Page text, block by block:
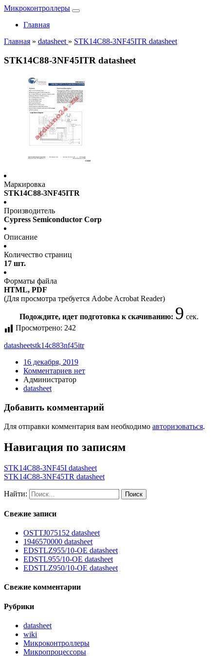
Микроконтроллеры
Главная
Главная » datasheet » STK14C88-3NF45ITR datasheet
STK14C88-3NF45ITR datasheet
Маркировка
STK14C88-3NF45ITR
Производитель
Cypress Semiconductor Corp
Описание
Количество страниц
17 шт.
Форматы файла
HTML, PDF
(Для просмотра требуется Adobe Acrobat Reader)
Подождите, идет подготовка к скачиванию: 9 сек.
Просмотрено: 242
datasheetstk14c883nf45itr
16 декабря, 2019
Комментариев нет
Администратор
datasheet
Добавить комментарий
Для отправки комментария вам необходимо авторизоваться.
Навигация по записям
STK14C88-3NF45I datasheet
STK14C88-3NF45TR datasheet
Найти:
Свежие записи
OSTTJ075152 datasheet
1946570000 datasheet
EDSTLZ955/10-OE datasheet
EDSTL955/10-OE datasheet
EDSTLZ950/10-OE datasheet
Свежие комментарии
Рубрики
datasheet
wiki
Микроконтроллеры
Микропроцессоры